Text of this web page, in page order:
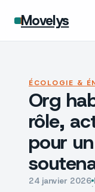
Movelys
Moto
Assurance
Écologie
ÉCOLOGIE &
Org
rôle,
pour
24 janvier 2026·